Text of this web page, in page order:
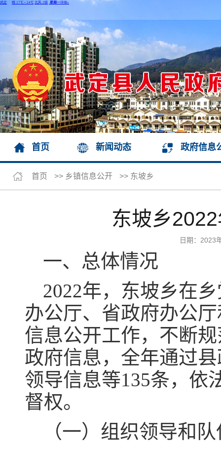
首页 新闻动态 政府信息
首页 >> 乡镇信息公开 >> 东坡乡
东坡乡
日期：
一、总体情况
2022年，东坡乡在
办公厅、省政府办公
信息公开工作，不断
政府信息，全年通过
领导信息等135条，依
督权。
（一）组织领导和